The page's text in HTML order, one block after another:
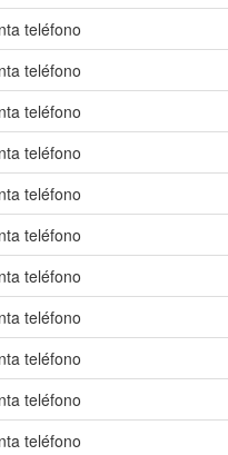
teléfono
teléfono
teléfono
teléfono
teléfono
teléfono
teléfono
teléfono
teléfono
teléfono
teléfono